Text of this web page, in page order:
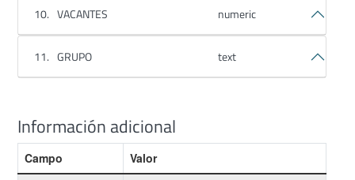
10. VACANTES numeric
11. GRUPO text
Información adicional
Campo
Valor